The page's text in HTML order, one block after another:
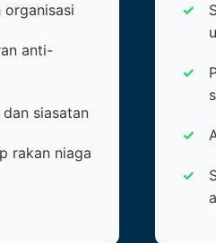
organisasi
anti-
siasatan
rakan niaga